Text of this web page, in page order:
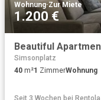
Wohnung·Zur Miete
1.200 €
Simsonplatz
40 m²1 ZimmerWohnung
Seit 3 Wochen bei Rentola